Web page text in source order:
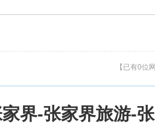
【已有0位
界-张家界旅游-